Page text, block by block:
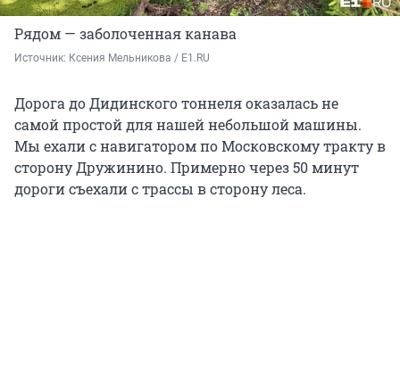
Рядом — заболоченная канава
Источник: Ксения Мельникова / E1.RU
Дорога до Дидинского тоннеля оказалась не
самой простой для нашей небольшой машины.
Мы ехали с навигатором по Московскому тракту в
сторону Дружинино. Примерно через50минут
дороги съехали с трассы в сторону леса.